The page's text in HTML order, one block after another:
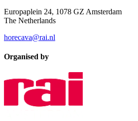
Europaplein 24, 1078 GZ Amsterdam
The Netherlands
horecava@rai.nl
Organised by